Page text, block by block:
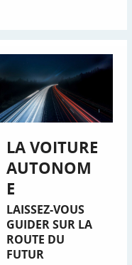
LA VOITURE
AUTONOM
E
LAISSEZ-VOUS
GUIDER SUR LA
ROUTE DU
FUTUR